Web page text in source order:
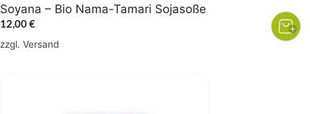
Soyana – Bio Nama-Tamari Sojasoße
12,00€
zzgl. Versand